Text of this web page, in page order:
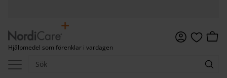
Hjälpmedel som förenklar i vardagen
Favoriter